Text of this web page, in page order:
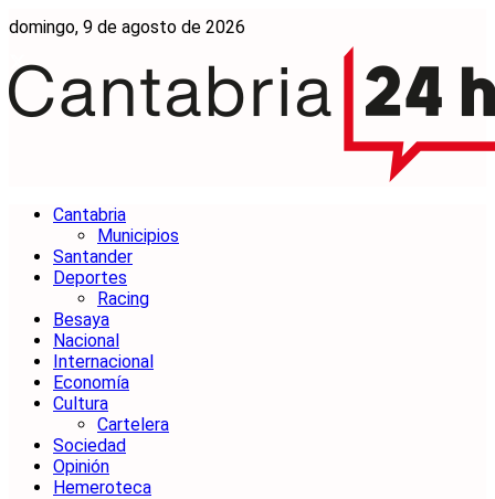
domingo, 9 de agosto de 2026
Cantabria
Municipios
Santander
Deportes
Racing
Besaya
Nacional
Internacional
Economía
Cultura
Cartelera
Sociedad
Opinión
Hemeroteca